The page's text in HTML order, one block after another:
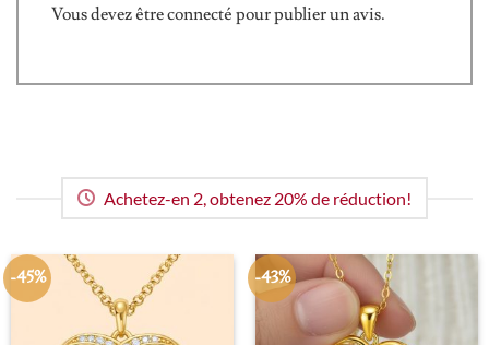
Vous devez êtreconnecté pour publier un avis.
Achetez-en 2, obtenez 20% de réduction!
-45% -43%